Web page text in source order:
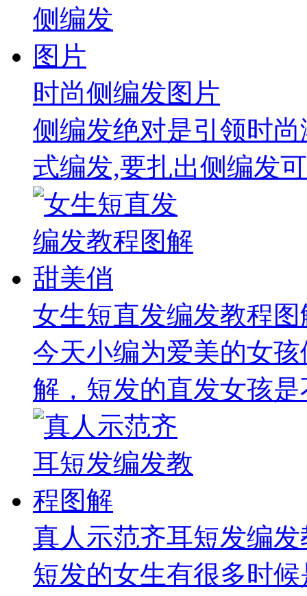
时尚侧编发图片
侧编发绝对是引领时
式编发,要扎出侧编发
女生短直发编发教程
今天小编为爱美的女
解，短发的直发女孩
真人示范齐耳短发编
短发的女生有很多时